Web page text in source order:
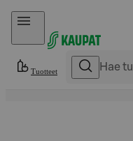
Hyppää sisältöön
Tuotteet